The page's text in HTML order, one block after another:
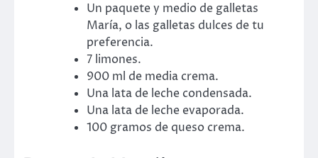
Un paquete y medio de galletas
María, o las galletas dulces de tu
preferencia.
7 limones.
900 ml de media crema.
Una lata de leche condensada.
Una lata de leche evaporada.
100 gramos de queso crema.